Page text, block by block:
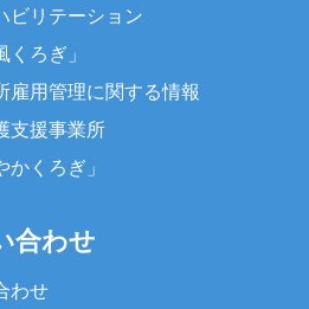
ビリテーション
くろぎ」
雇用管理に関する情報
支援事業所
かくろぎ」
合わせ
わせ